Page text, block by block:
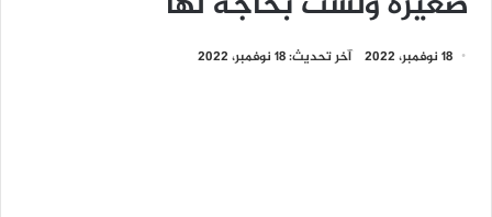
18 نوفمبر، 2022 آخر تحديث: 18 نوفمبر، 2022